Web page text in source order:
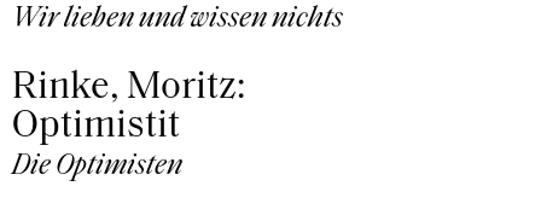
Wir lieben und wissen nichts
Rinke, Moritz:
Optimistit
Die Optimisten